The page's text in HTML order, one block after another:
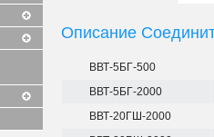
Описание
ВВТ-5БГ-500
ВВТ-5БГ-2000
ВВТ-20ГШ-2000